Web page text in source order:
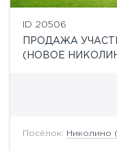
ID 20506
ПРОДАЖА
(НОВОЕ
Посёлок: Николино